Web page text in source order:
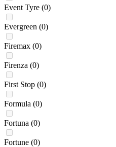
Event Tyre (0)
Evergreen (0)
Firemax (0)
Firenza (0)
First Stop (0)
Formula (0)
Fortuna (0)
Fortune (0)